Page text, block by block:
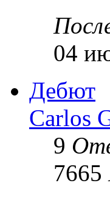
04
Дебют
Carlos
9
7665